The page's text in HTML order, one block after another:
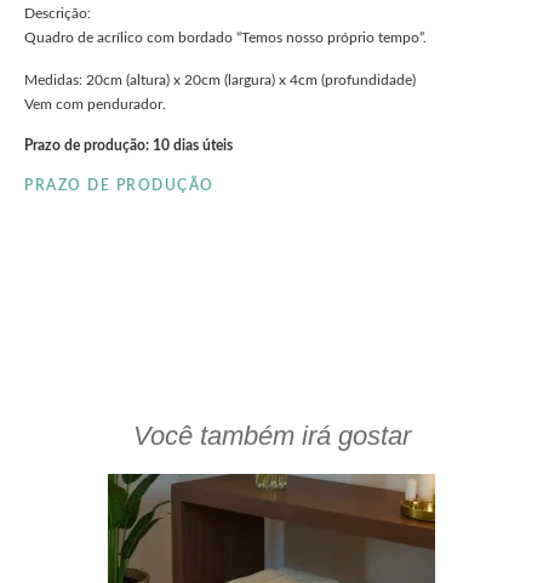
Descrição:
Quadro de acrílico com bordado “Temos nosso próprio tempo”.
Medidas: 20cm (altura) x 20cm (largura) x 4cm (profundidade)
Vem com pendurador.
Prazo de produção: 10 dias úteis
PRAZO DE PRODUÇÃO
Você também irá gostar